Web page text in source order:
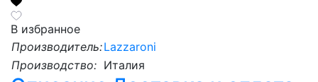
В избранное
Производитель:Lazzaroni
Производство: Италия